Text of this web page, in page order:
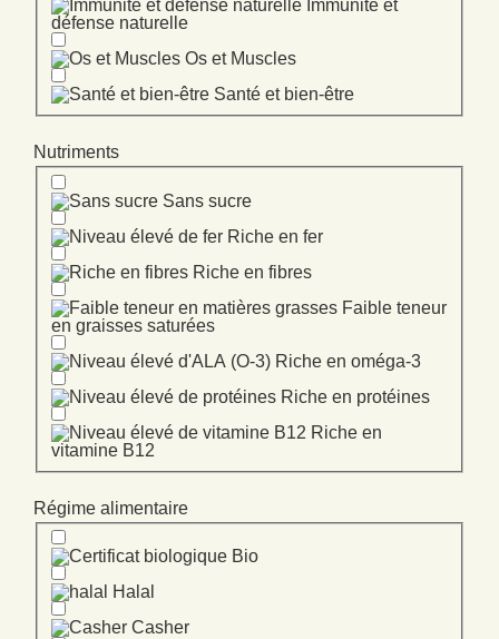
Immunité et
défense naturelle
Os et Muscles
Santé et bien-être
Nutriments
Sans sucre
Riche en fer
Riche en fibres
Faible teneur
en graisses saturées
Riche en oméga-3
Riche en protéines
Riche en
vitamine B12
Régime alimentaire
Bio
Halal
Casher